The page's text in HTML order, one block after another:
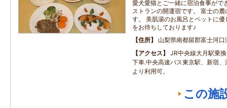
愛犬愛猫とご一緒に宿泊食事がで
ストランの開運宿です。 富士の
す。 美肌湯のお風呂とペットに
をお待ちしております♪
住所
山梨県南都留郡富士河
アクセス
JR中央線大月駅乗
下車.中央高速バス東京駅、新宿
より利用可。
この施